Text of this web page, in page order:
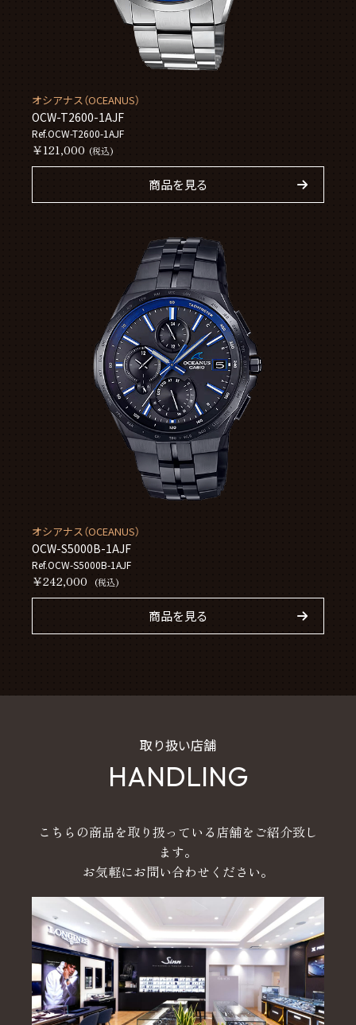
オシアナス（OCEANUS）
OCW-T2600-1AJF
Ref.OCW-T2600-1AJF
￥121,000 (税込)
商品を見る
オシアナス（OCEANUS）
OCW-S5000B-1AJF
Ref.OCW-S5000B-1AJF
￥242,000 (税込)
商品を見る
取り扱い店舗
HANDLING
こちらの商品を取り扱っている店舗をご紹介致し
ます。
お気軽にお問い合わせください。